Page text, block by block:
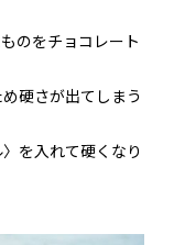
のをチョコレート
硬さが出てしまう
を入れて硬くなり